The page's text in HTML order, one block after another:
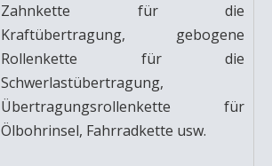
Zahnkette für die
Kraftübertragung, gebogene
Rollenkette für die
Schwerlastübertragung,
Übertragungsrollenkette für
Ölbohrinsel, Fahrradkette usw.